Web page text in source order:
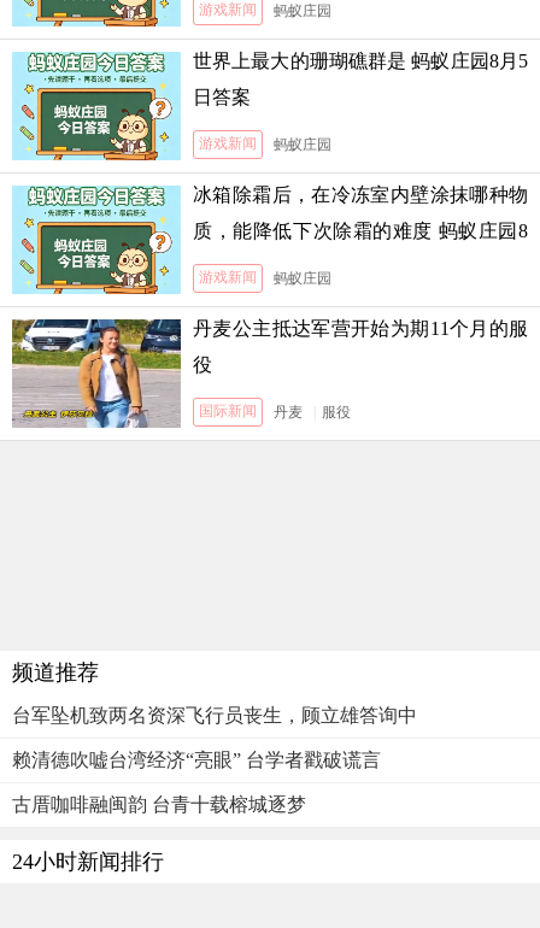
游戏新闻 蚂蚁庄园
世界上最大的珊瑚礁群是 蚂蚁庄园8月5
日答案
游戏新闻 蚂蚁庄园
冰箱除霜后，在冷冻室内壁涂抹哪种物
质，能降低下次除霜的难度 蚂蚁庄园8
月5日答案
游戏新闻 蚂蚁庄园
丹麦公主抵达军营开始为期11个月的服
役
国际新闻 丹麦 服役
频道推荐
台军坠机致两名资深飞行员丧生，顾立雄答询中
赖清德吹嘘台湾经济“亮眼” 台学者戳破谎言
古厝咖啡融闽韵 台青十载榕城逐梦
24小时新闻排行